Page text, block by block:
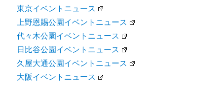
東京イベントニュース
上野恩賜公園イベントニュース
代々木公園イベントニュース
日比谷公園イベントニュース
久屋大通公園イベントニュース
大阪イベントニュース